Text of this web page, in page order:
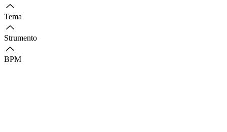
Tema
Strumento
BPM